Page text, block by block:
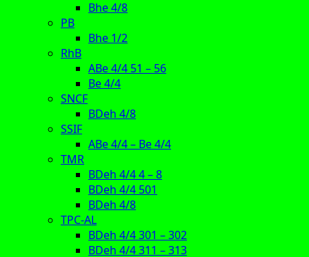
Bhe 4/8
PB
Bhe 1/2
RhB
ABe 4/4 51 – 56
Be 4/4
SNCF
BDeh 4/8
SSIF
ABe 4/4 – Be 4/4
TMR
BDeh 4/4 4 – 8
BDeh 4/4 501
BDeh 4/8
TPC-AL
BDeh 4/4 301 – 302
BDeh 4/4 311 – 313